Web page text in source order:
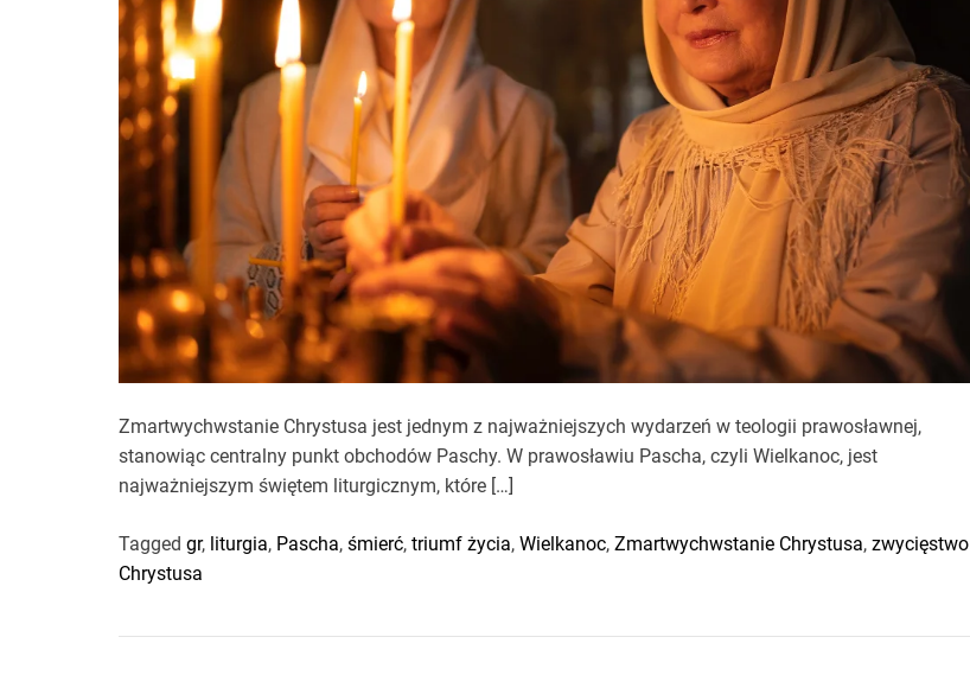
Zmartwychwstanie Chrystusa jest jednym z najważniejszych wydarzeń w teologii prawosławnej,
stanowiąc centralny punkt obchodów Paschy. W prawosławiu Pascha, czyli Wielkanoc, jest
najważniejszym świętem liturgicznym, które […]
Tagged gr, liturgia, Pascha, śmierć, triumf życia, Wielkanoc, Zmartwychwstanie Chrystusa, zwycięstwo
Chrystusa